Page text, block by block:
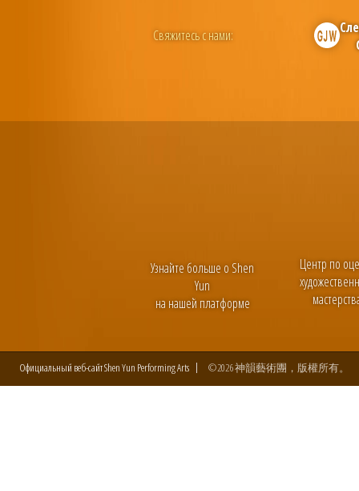
Свяжитесь с нами:
Узнайте больше о Shen
Yun
на нашей платформе
Центр по
Официальный веб-сайт Shen Yun Performing Arts ©2026 神韻藝術團，版權所有。